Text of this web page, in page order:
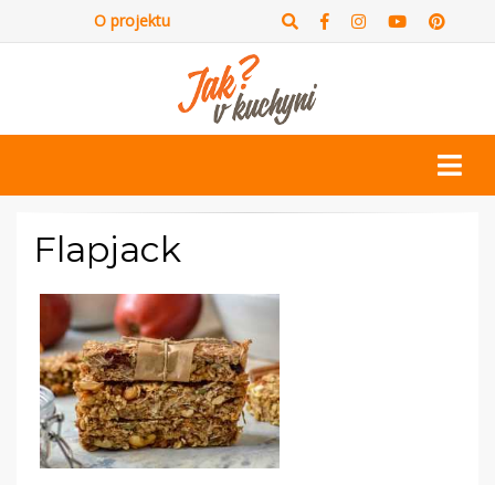
O projektu
Flapjack